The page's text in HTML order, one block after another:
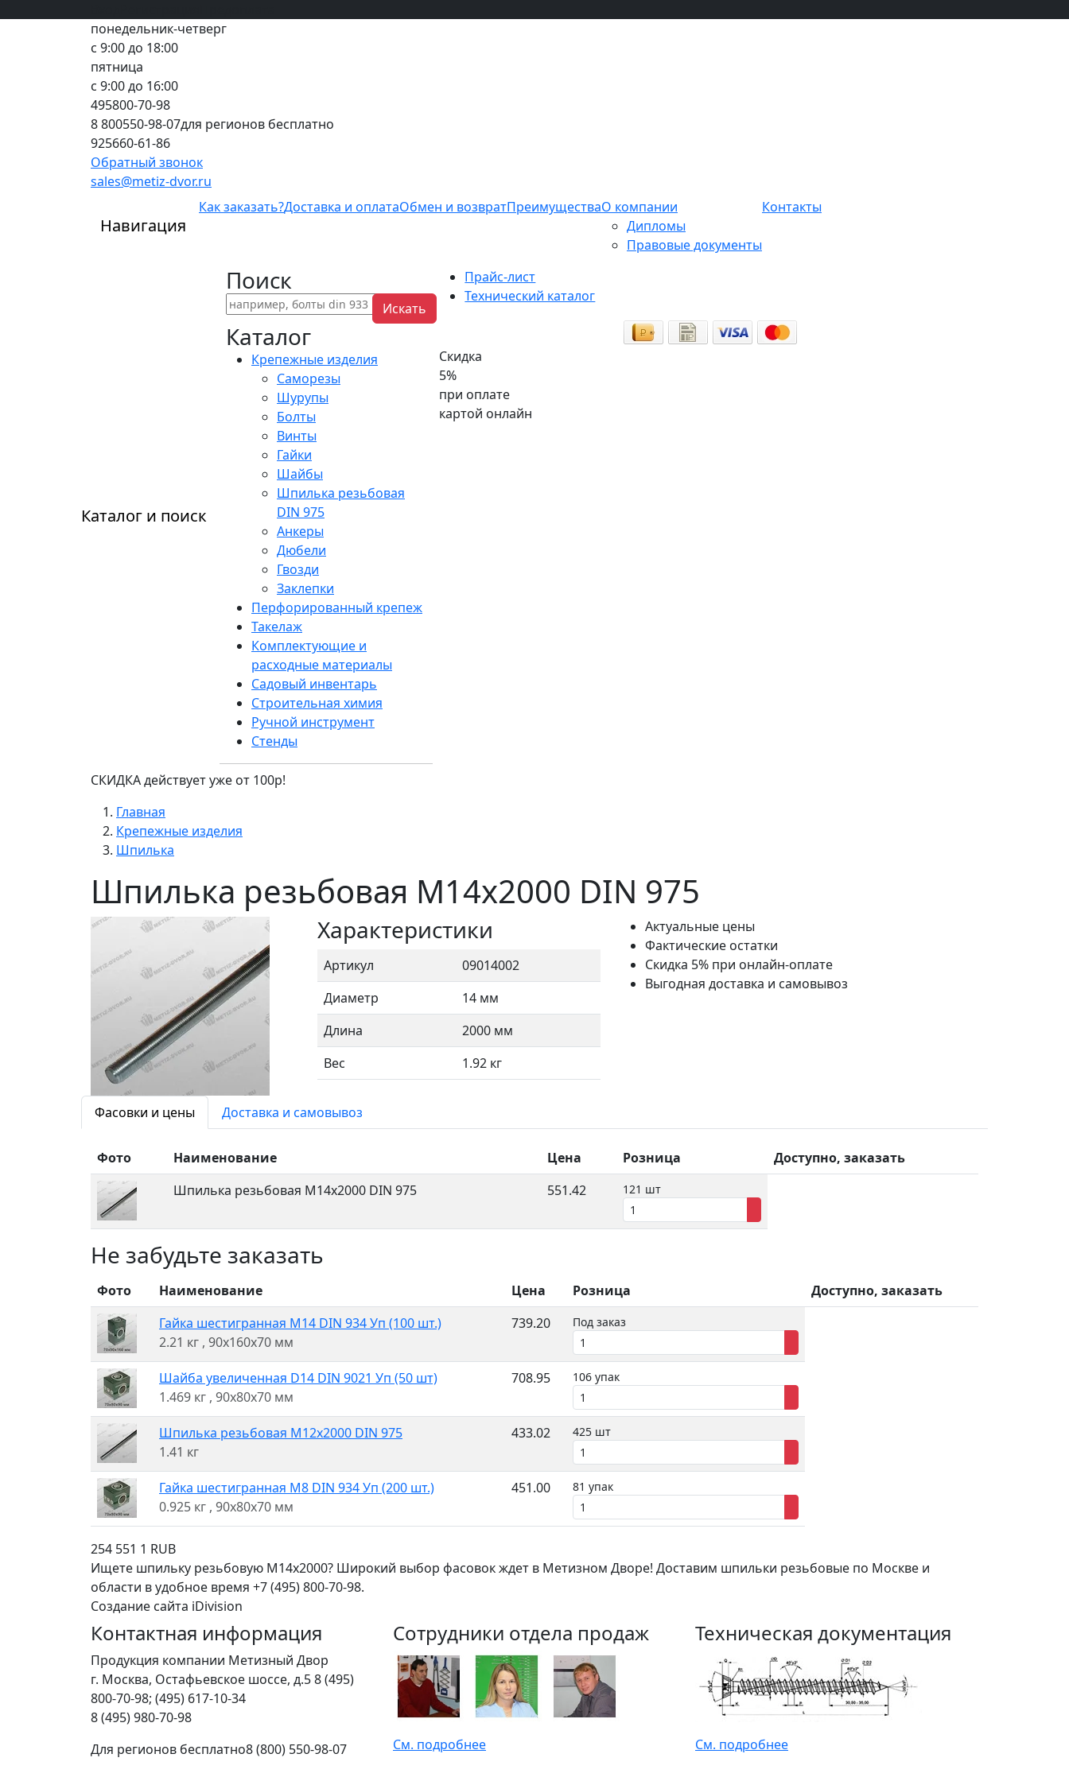
понедельник-четверг
с 9:00 до 18:00
пятница
с 9:00 до 16:00
495800-70-98
8 800550-98-07для регионов бесплатно
925660-61-86
Обратный звонок
sales@metiz-dvor.ru
Навигация
Как заказать?Доставка и оплатаОбмен и возвратПреимуществаО компании
Дипломы
Правовые документы
Контакты
Каталог и поиск
Поиск
Искать
Каталог
Крепежные изделия
Саморезы
Шурупы
Болты
Винты
Гайки
Шайбы
Шпилька резьбовая
DIN 975
Анкеры
Дюбели
Гвозди
Заклепки
Перфорированный крепеж
Такелаж
Комплектующие и
расходные материалы
Садовый инвентарь
Строительная химия
Ручной инструмент
Стенды
Прайс-лист
Технический каталог
Скидка
5%
при оплате
картой онлайн
СКИДКА действует уже от 100р!
Главная
Крепежные изделия
Шпилька
Шпилька резьбовая M14x2000 DIN 975
Характеристики
Артикул
09014002
Диаметр
14 мм
Длина
2000 мм
Вес
1.92 кг
Актуальные цены
Фактические остатки
Скидка 5% при онлайн-оплате
Выгодная доставка и самовывоз
Фасовки и цены Доставка и самовывоз
Фото Наименование Цена Розница
Доступно, заказать
Шпилька резьбовая M14x2000 DIN 975
551.42 121 шт
Не забудьте заказать
Фото Наименование Цена Розница
Доступно, заказать
Гайка шестигранная M14 DIN 934 Уп (100 шт.)
2.21 кг , 90x160x70 мм
739.20 Под заказ
Шайба увеличенная D14 DIN 9021 Уп (50 шт)
1.469 кг , 90x80x70 мм
708.95 106 упак
Шпилька резьбовая M12x2000 DIN 975
1.41 кг
433.02 425 шт
Гайка шестигранная M8 DIN 934 Уп (200 шт.)
0.925 кг , 90x80x70 мм
451.00 81 упак
254 551 1 RUB
Ищете шпильку резьбовую M14x2000? Широкий выбор фасовок ждет в Метизном Дворе! Доставим шпильки резьбовые по Москве и
области в удобное время +7 (495) 800-70-98.
Создание сайта iDivision
Контактная информация
Продукция компании Метизный Двор
г. Москва, Остафьевское шоссе, д.58 (495)
800-70-98; (495) 617-10-34
8 (495) 980-70-98
Для регионов бесплатно8 (800) 550-98-07
Сотрудники отдела продаж
См. подробнее
Техническая документация
См. подробнее